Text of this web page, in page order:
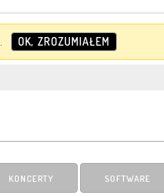
. OK, ZROZUMIAŁEM
KONCERTY SOFTWARE